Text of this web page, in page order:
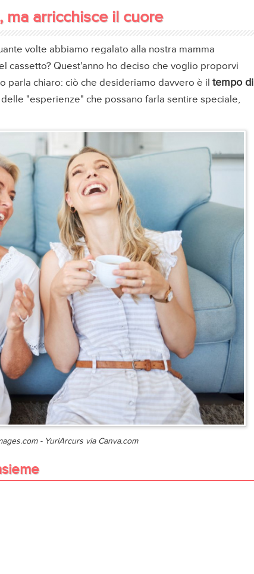
arricchisce il cuore
volte abbiamo regalato alla nostra mamma
cassetto? Quest'anno ho deciso che voglio proporvi
parla chiaro: ciò che desideriamo davvero è il tempo di
"esperienze" che possano farla sentire speciale,
- YuriArcurs via Canva.com